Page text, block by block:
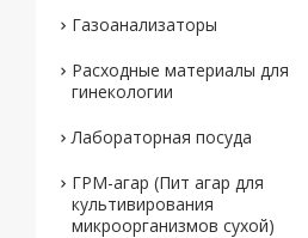
Газоанализаторы
Расходные материалы для
гинекологии
Лабораторная посуда
ГРМ-агар (Пит агар для
культивирования
микроорганизмов сухой)